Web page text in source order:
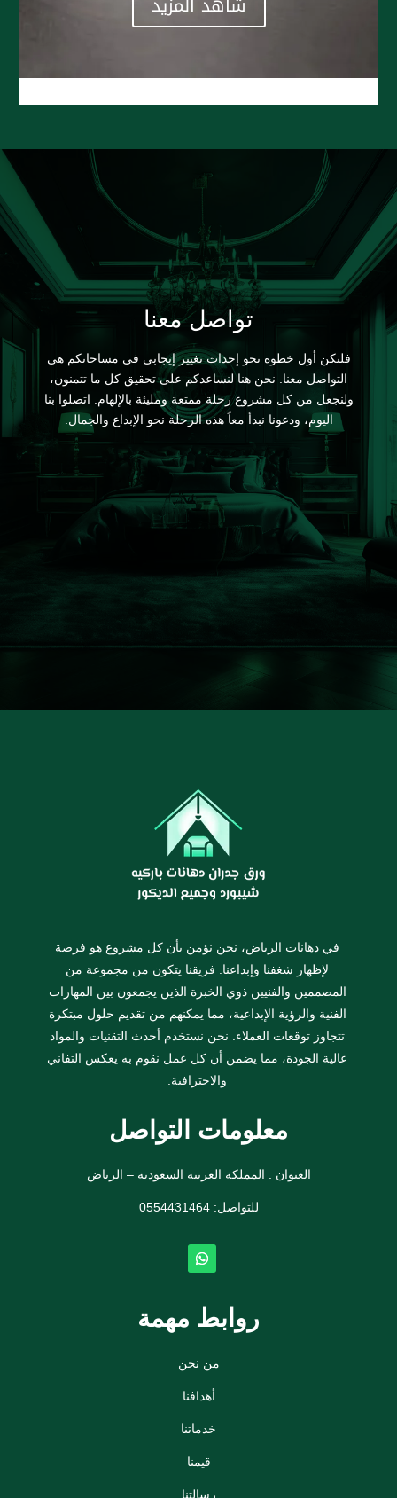
تواصل معنا
فلتكن أول خطوة نحو إحداث تغيير إيجابي في مساحاتكم هي
التواصل معنا. نحن هنا لنساعدكم على تحقيق كل ما تتمنون،
ولنجعل من كل مشروع رحلة ممتعة ومليئة بالإلهام. اتصلوا بنا
اليوم، ودعونا نبدأ معاً هذه الرحلة نحو الإبداع والجمال.
في دهانات الرياض، نحن نؤمن بأن كل مشروع هو فرصة
لإظهار شغفنا وإبداعنا. فريقنا يتكون من مجموعة من
المصممين والفنيين ذوي الخبرة الذين يجمعون بين المهارات
الفنية والرؤية الإبداعية، مما يمكنهم من تقديم حلول مبتكرة
تتجاوز توقعات العملاء. نحن نستخدم أحدث التقنيات والمواد
عالية الجودة، مما يضمن أن كل عمل نقوم به يعكس التفاني
والاحترافية.
معلومات التواصل
العنوان : المملكة العربية السعودية – الرياض
للتواصل: ⁦0554431464
روابط مهمة
من نحن
أهدافنا
خدماتنا
قيمنا
رسالتنا